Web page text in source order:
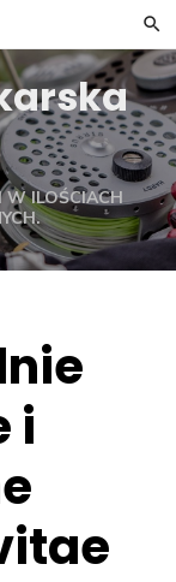
W ILOŚCIACH
i